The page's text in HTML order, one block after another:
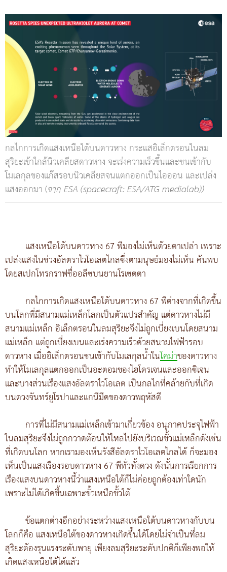
กลไกการเกิดแสงเหนือใต้บนดาวหาง กระแสอิเล็กตรอนในลม
สุริยะเข้าใกล้นิวเคลียสดาวหาง จะเร่งความเร็วขึ้นและชนเข้ากับ
โมเลกุลของแก๊สรอบนิวเคลียสจนแตกออกเป็นไอออน และเปล่ง
แสงออกมา (จาก ESA (spacecraft: ESA/ATG medialab))
แสงเหนือใต้บนดาวหาง 67 พีมองไม่เห็นด้วยตาเปล่า เพราะ
เปล่งแสงในช่วงอัลตราไวโอเลตไกลซึ่งตามนุษย์มองไม่เห็น ค้นพบ
โดยสเปกโทรกราฟชื่ออลีซบนยานโรเซตตา
กลไกการเกิดแสงเหนือใต้บนดาวหาง 67 พีต่างจากที่เกิดขึ้น
บนโลกที่มีสนามแม่เหล็กโลกเป็นตัวแปรสำคัญ แต่ดาวหางไม่มี
สนามแม่เหล็ก อิเล็กตรอนในลมสุริยะจึงไม่ถูกเบี่ยงเบนโดยสนาม
แม่เหล็ก แต่ถูกเบี่ยงเบนและเร่งความเร็วด้วยสนามไฟฟ้ารอบ
ดาวหาง เมื่ออิเล็กตรอนชนเข้ากับโมเลกุลน้ำในโคม่าของดาวหาง
ทำให้โมเลกุลแตกออกเป็นอะตอมของไฮโดรเจนและออกซิเจน
และบางส่วนเรืองแสงอัลตราไวโอเลต เป็นกลไกที่คล้ายกับที่เกิด
บนดวงจันทร์ยูโรปาและแกนีมีดของดาวพฤหัสดี
การที่ไม่มีสนามแม่เหล็กเข้ามาเกี่ยวข้อง อนุภาคประจุไฟฟ้า
ในลมสุริยะจึงไม่ถูกกวาดต้อนให้ไหลไปยังบริเวณขั้วแม่เหล็กดังเช่น
ที่เกิดบนโลก หากเรามองเห็นรังสีอัลตราไวโอเลตไกลได้ ก็จะมอง
เห็นเป็นแสงเรืองรอบดาวหาง 67 พีทั่วทั้งดวง ดังนั้นการเรียกการ
เรืองแสงบนดาวหางนี้ว่าแสงเหนือใต้ก็ไม่ค่อยถูกต้องเท่าใดนัก
เพราะไม่ได้เกิดขึ้นเฉพาะขั้วเหนือขั้วใต้
ข้อแตกต่างอีกอย่างระหว่างแสงเหนือใต้บนดาวหางกับบน
โลกก็คือ แสงเหนือใต้ของดาวหางเกิดขึ้นได้โดยไม่จำเป็นที่ลม
สุริยะต้องรุนแรงระดับพายุ เพียงลมสุริยะระดับปกติก็เพียงพอให้
เกิดแสงเหนือใต้ได้แล้ว